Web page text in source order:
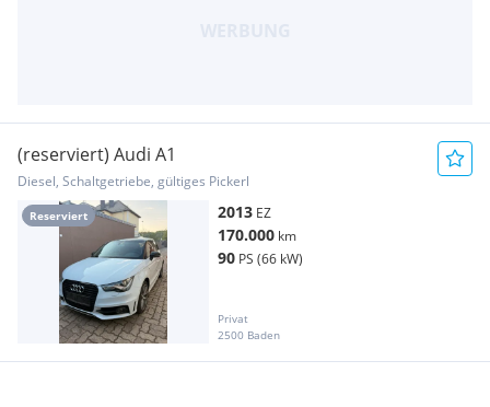
Reserviert
(reserviert) Audi A1
Diesel, Schaltgetriebe, gültiges Pickerl
2013 EZ
170.000 km
90 PS (66 kW)
Privat
2500 Baden